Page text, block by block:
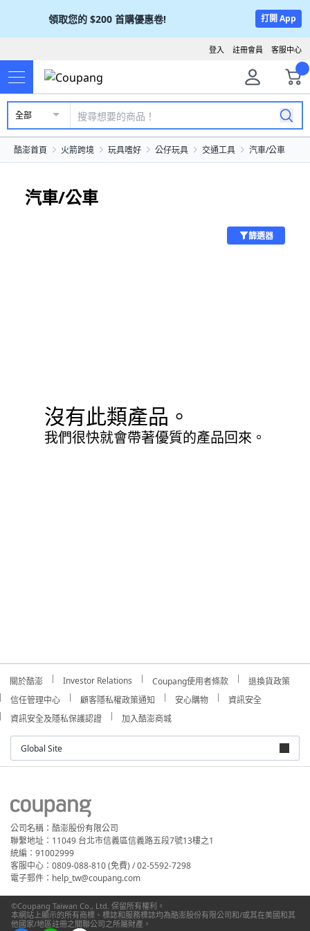
領取您的 $200 首購優惠卷! 打開 App
客服中心
註冊會員
登入
全部
酷澎首頁 火箭跨境 玩具嗜好 公仔玩具 交通工具 汽車/公車
汽車/公車
篩選器
沒有此類產品。
我們很快就會帶著優質的產品回來。
關於酷澎 Investor Relations Coupang使用者條款
退換貨政策
信任管理中心
顧客隱私權政策通知 安心購物
資訊安全
資訊安全及隱私保護認證
加入酷澎商城
Global Site
公司名稱：酷澎股份有限公司
聯繫地址：11049 台北市信義區信義路五段7號13樓之1
統編：91002999
客服中心：0809-088-810 (免費) / 02-5592-7298
電子郵件：help_tw@coupang.com
©Coupang Taiwan Co., Ltd. 保留所有權利。
本網站上顯示的所有商標、標誌和服務標誌均為酷澎股份有限公司和/或其在美國和其
他國家/地區註冊之關聯公司之所屬財產。